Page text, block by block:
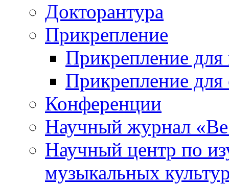
Докторантура
Прикрепление
Прикрепление для
Прикрепление для
Конференции
Научный журнал
Научный центр по
музыкальных